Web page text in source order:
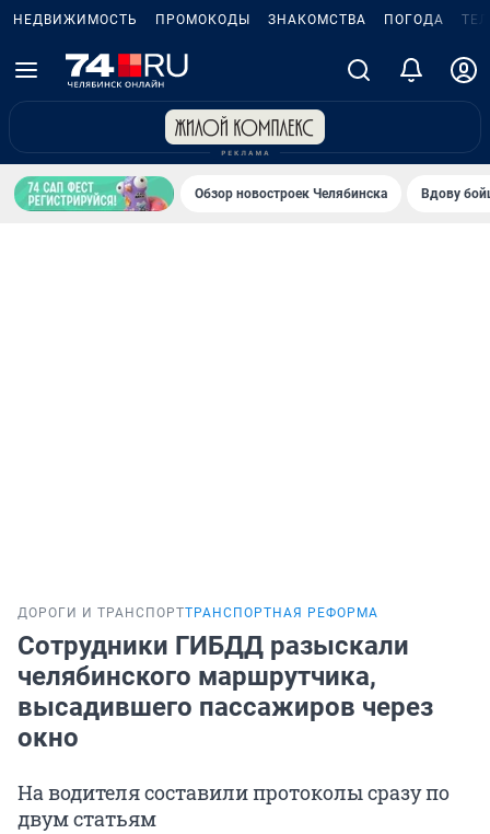
НЕДВИЖИМОСТЬ ПРОМОКОДЫ ЗНАКОМСТВА ПОГОДА
Обзор новостроек Челябинска Вдову
ДОРОГИ И ТРАНСПОРТТРАНСПОРТНАЯ РЕФОРМА
Сотрудники ГИБДД разыскали
челябинского маршрутчика,
высадившего пассажиров через
окно
На водителя составили протоколы сразу по
двум статьям